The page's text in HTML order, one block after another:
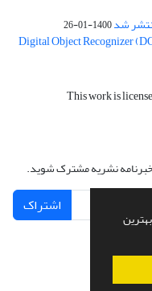
1400-01-26
This work is
خبرنامه نشریه مشترک شوید.
اشتراک
ازسیناوب